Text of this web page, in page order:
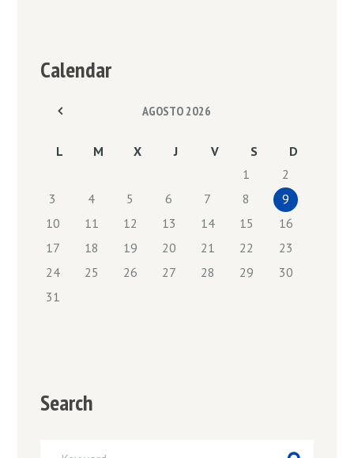
Calendar
AGOSTO 2026
L M X J V S
D
1
2
3
4 5 6 7 8
9
10
11 12 13 14 15
16
17
18 19 20 21 22
23
24
25 26 27 28 29
30
31
Search